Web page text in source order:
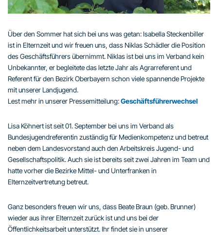
Über den Sommer hat sich bei uns was getan: Isabella Steckenbiller
ist in Elternzeit und wir freuen uns, dass Niklas Schädler die Position
des Geschäftsführers übernimmt. Niklas ist bei uns im Verband kein
Unbekannter, er begleitete das letzte Jahr als Agrarreferent und
Referent für den Bezirk Oberbayern schon viele spannende Projekte
mit unserer Landjugend.
Lest mehr in unserer Pressemitteilung:Geschäftsführerwechsel
Lisa Köhnert ist seit 01. September bei uns im Verband als
Bundesjugendreferentin zuständig für Medienkompetenz und betreut
neben dem Landesvorstand auch den Arbeitskreis Jugend- und
Gesellschaftspolitik. Auch sie ist bereits seit zwei Jahren im Team und
hatte vorher die Bezirke Mittel- und Unterfranken in
Elternzeitvertretung betreut.
Ganz besonders freuen wir uns, dass Beate Braun (geb. Brunner)
wieder aus ihrer Elternzeit zurück ist und uns bei der
Öffentlichkeitsarbeit unterstützt. Ihr findet sie in unserer